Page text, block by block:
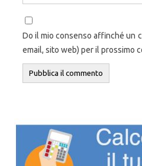
Do il mio consenso affinché un
email, sito web) per il prossimo